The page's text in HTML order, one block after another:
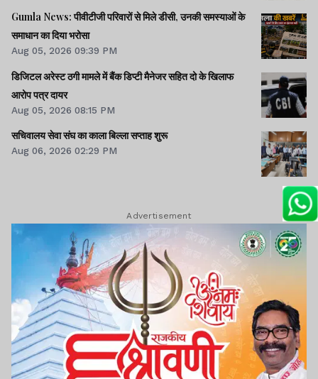
Gumla News: पीवीटीजी परिवारों से मिले डीसी, उनकी समस्याओं के
समाधान का दिया भरोसा
Aug 05, 2026 09:39 PM
डिजिटल अरेस्ट ठगी मामले में बैंक डिप्टी मैनेजर सहित दो के खिलाफ
आरोप पत्र दायर
Aug 05, 2026 08:15 PM
सचिवालय सेवा संघ का काला बिल्ला सप्ताह शुरू
Aug 06, 2026 02:29 PM
Advertisement